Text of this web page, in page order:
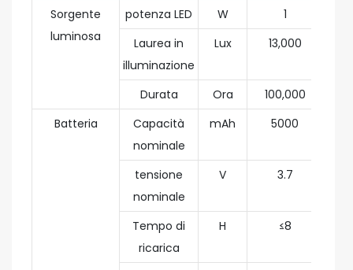
Sorgente
luminosa
potenza LED W
1
Laurea in
illuminazione
Lux 13,000
Durata Ora
100,000
Batteria
Capacità
nominale
mAh 5000
tensione
nominale
V 3.7
Tempo di
ricarica
H ≤8